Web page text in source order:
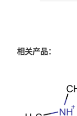
相关产品：